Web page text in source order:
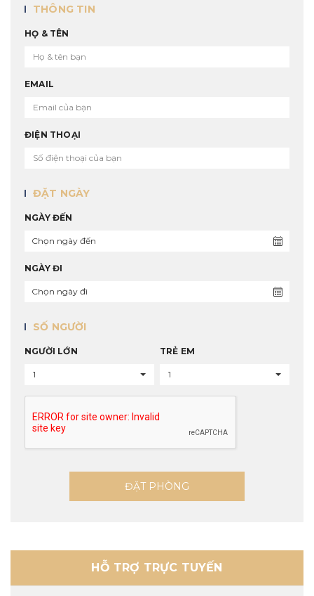
THÔNG TIN
HỌ & TÊN
EMAIL
ĐIỆN THOẠI
ĐẶT NGÀY
NGÀY ĐẾN
NGÀY ĐI
SỐ NGƯỜI
NGƯỜI LỚN
1
TRẺ EM
1
ĐẶT PHÒNG
HỖ TRỢ TRỰC TUYẾN